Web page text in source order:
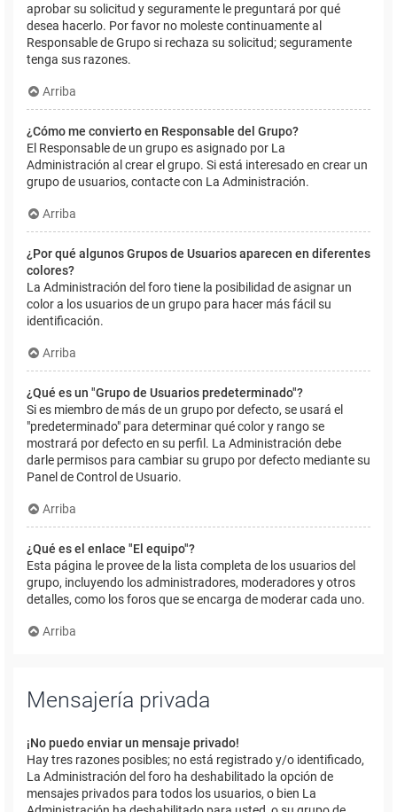
aprobar su solicitud y seguramente le preguntará por qué
desea hacerlo. Por favor no moleste continuamente al
Responsable de Grupo si rechaza su solicitud; seguramente
tenga sus razones.
Arriba
¿Cómo me convierto en Responsable del Grupo?
El Responsable de un grupo es asignado por La
Administración al crear el grupo. Si está interesado en crear un
grupo de usuarios, contacte con La Administración.
Arriba
¿Por qué algunos Grupos de Usuarios aparecen en diferentes
colores?
La Administración del foro tiene la posibilidad de asignar un
color a los usuarios de un grupo para hacer más fácil su
identificación.
Arriba
¿Qué es un "Grupo de Usuarios predeterminado"?
Si es miembro de más de un grupo por defecto, se usará el
"predeterminado" para determinar qué color y rango se
mostrará por defecto en su perfil. La Administración debe
darle permisos para cambiar su grupo por defecto mediante su
Panel de Control de Usuario.
Arriba
¿Qué es el enlace "El equipo"?
Esta página le provee de la lista completa de los usuarios del
grupo, incluyendo los administradores, moderadores y otros
detalles, como los foros que se encarga de moderar cada uno.
Arriba
Mensajería privada
¡No puedo enviar un mensaje privado!
Hay tres razones posibles; no está registrado y/o identificado,
La Administración del foro ha deshabilitado la opción de
mensajes privados para todos los usuarios, o bien La